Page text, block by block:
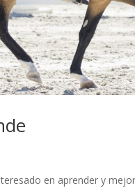
en aprender y